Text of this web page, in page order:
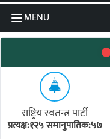
MENU
राष्ट्रिय स्वतन्त्र पार्टी
प्रत्यक्ष:१२५ समानुपातिक:५७